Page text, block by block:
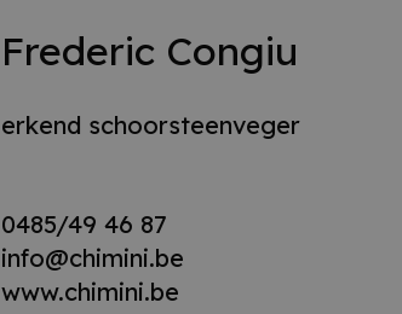
Frederic Congiu
erkend schoorsteenveger
0485/49 46 87
info@chimini.be
www.chimini.be